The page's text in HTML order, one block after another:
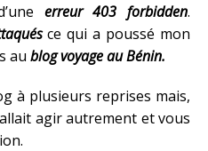
erreur 403 forbidden.
ce qui a poussé mon
au blog voyage au Bénin.
à plusieurs reprises mais,
agir autrement et vous